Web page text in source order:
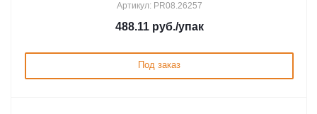
Артикул: PR08.26257
488.11руб./упак
Под заказ